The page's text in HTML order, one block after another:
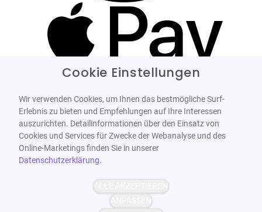
Cookie Einstellungen
Wir verwenden Cookies, um Ihnen das bestmögliche Surf-
Erlebnis zu bieten und Empfehlungen auf Ihre Interessen
auszurichten. Detailinformationen über den Einsatz von
Cookies und Services für Zwecke der Webanalyse und des
Online-Marketings finden Sie in unserer
Datenschutzerklärung.
ALLE AKZEPTIEREN
ANPASSEN